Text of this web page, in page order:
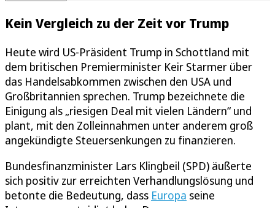
Kein Vergleich zu der Zeit vor Trump
Heute wird US-Präsident Trump in Schottland mit
dem britischen Premierminister Keir Starmer über
das Handelsabkommen zwischen den USA und
Großbritannien sprechen. Trump bezeichnete die
Einigung als „riesigen Deal mit vielen Ländern“ und
plant, mit den Zolleinnahmen unter anderem groß
angekündigte Steuersenkungen zu finanzieren.
Bundesfinanzminister Lars Klingbeil (SPD) äußerte
sich positiv zur erreichten Verhandlungslösung und
betonte die Bedeutung, dass Europa seine